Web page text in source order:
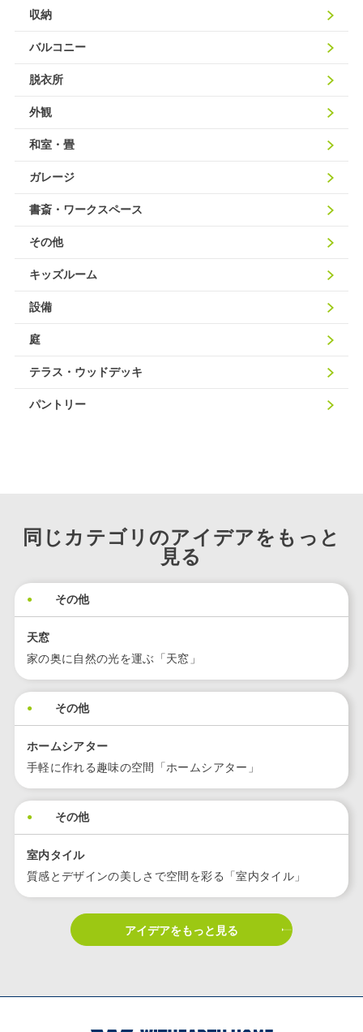
収納
バルコニー
脱衣所
外観
和室・畳
ガレージ
書斎・ワークスペース
その他
キッズルーム
設備
庭
テラス・ウッドデッキ
パントリー
同じカテゴリのアイデアをもっと
見る
その他
天窓
家の奥に自然の光を運ぶ「天窓」
その他
ホームシアター
手軽に作れる趣味の空間「ホームシアター」
その他
室内タイル
質感とデザインの美しさで空間を彩る「室内タイル」
アイデアをもっと見る